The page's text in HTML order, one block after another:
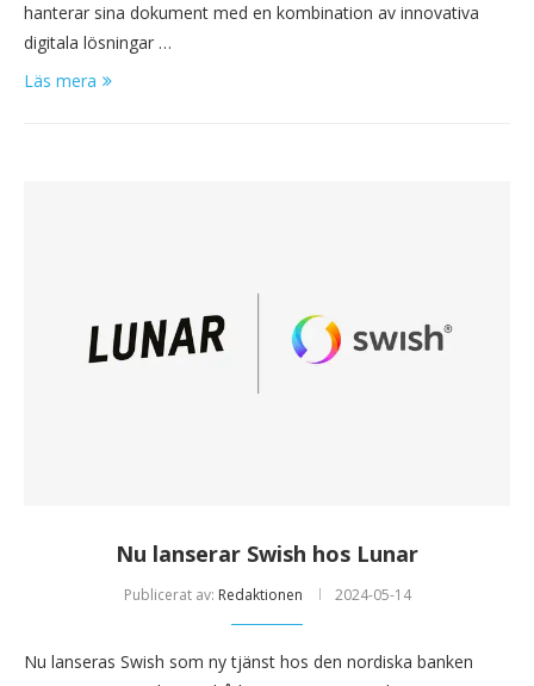
hanterar sina dokument med en kombination av innovativa
digitala lösningar …
Läs mera
Nu lanserar Swish hos Lunar
Publicerat av: Redaktionen 2024-05-14
Nu lanseras Swish som ny tjänst hos den nordiska banken